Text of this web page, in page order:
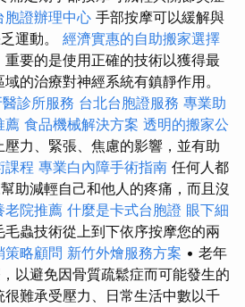
胞證辦理中心 手部按摩可以緩解與
運動。 經濟實惠的自助搬家選擇
重要的是使用正確的技術以獲得最
的治療對神經系統有鎮靜作用。
診所服務 台北台胞證服務 專業助
薦 食品機械解決方案 透明的搬家公
壓力、緊張、焦慮的影響，並有助
課程 專業白內障手術指南 任何人都
助減輕自己和他人的疼痛，而且沒
老院推薦 什麼是卡式台胞證 眼下細
毛蟲技術從上到下依序按摩您的兩
策略顧問 新竹外燴服務方案 • 老年
以避免因骨質疏鬆症而可能發生的
難承受壓力、日常生活中數以千